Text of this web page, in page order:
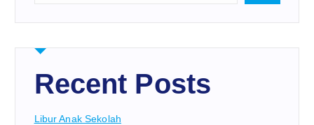
Recent Posts
Libur Anak Sekolah